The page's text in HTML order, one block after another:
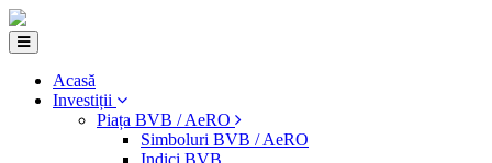
Acasă
Investiții
Piața BVB / AeRO
Simboluri BVB / AeRO
Indici BVB